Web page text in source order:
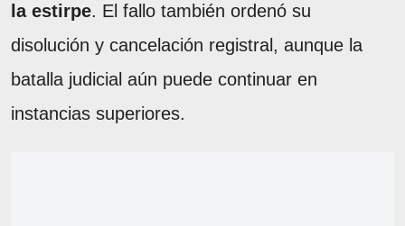
la estirpe. El fallo también ordenó su
disolución y cancelación registral, aunque la
batalla judicial aún puede continuar en
instancias superiores.